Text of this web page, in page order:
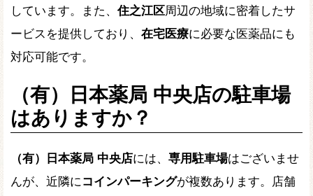
しています。また、住之江区周辺の地域に密着したサ
ービスを提供しており、 在宅医療に必要な医薬品にも
対応可能です。
（有）日本薬局 中央店の駐車場
はありますか？
（有）日本薬局 中央店には、 専用駐車場はございませ
んが、近隣に コインパーキングが複数あります。店舗